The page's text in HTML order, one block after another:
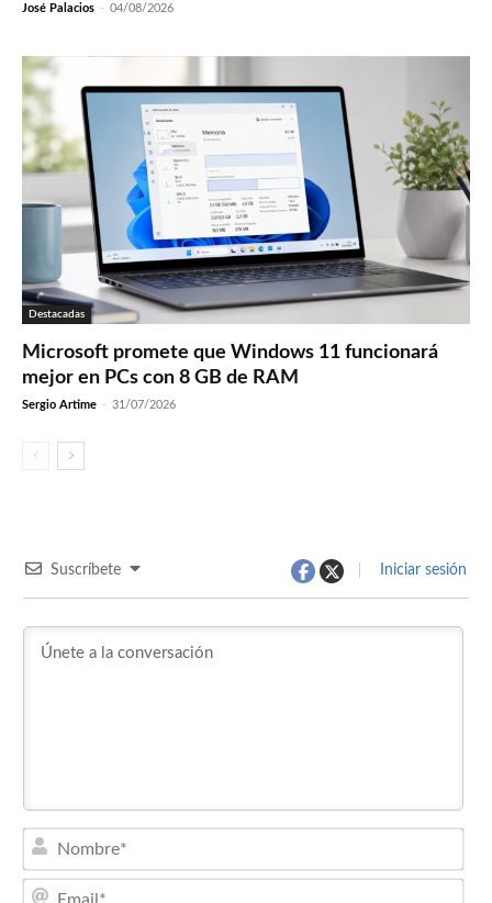
José Palacios - 04/08/2026
Destacadas
Microsoft promete que Windows 11 funcionará
mejor en PCs con 8 GB de RAM
Sergio Artime - 31/07/2026
Suscríbete Iniciar sesión